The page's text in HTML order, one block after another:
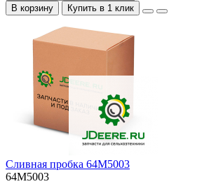
В корзину Купить в 1 клик
Сливная пробка 64M5003
64M5003